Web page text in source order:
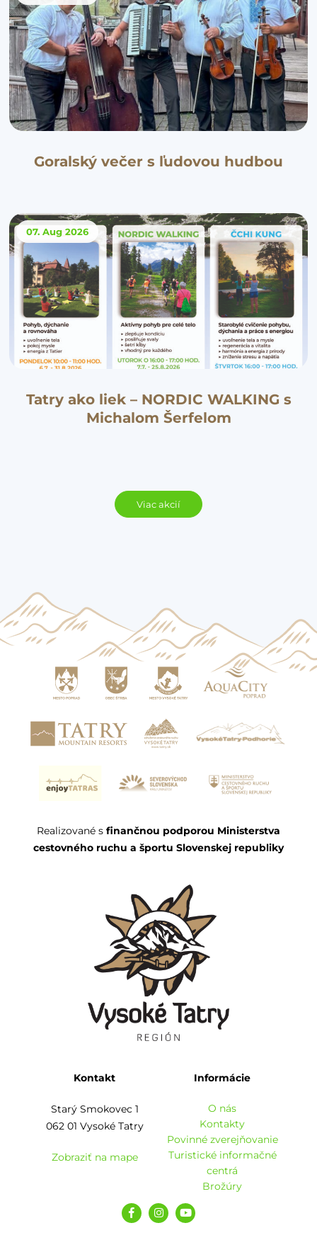
Goralský večer s ľudovou hudbou
07. Aug 2026
Tatry ako liek – NORDIC WALKING s
Michalom Šerfelom
Viac akcií
Realizované s finančnou podporou Ministerstva
cestovného ruchu a športu Slovenskej republiky
Kontakt
Starý Smokovec 1
062 01 Vysoké Tatry
Zobraziť na mape
Informácie
O nás
Kontakty
Povinné zverejňovanie
Turistické informačné
centrá
Brožúry